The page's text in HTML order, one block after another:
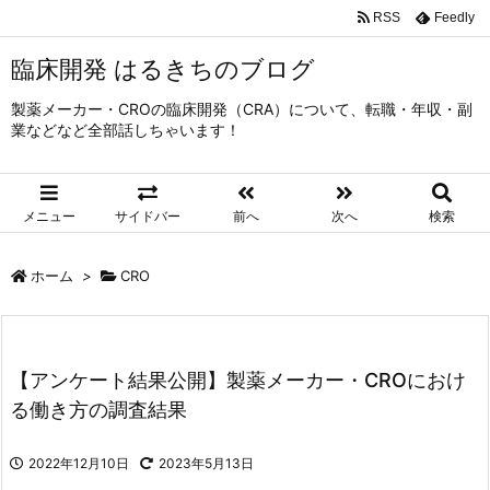
臨床開発 はるきちのブログ
製薬メーカー・CROの臨床開発（CRA）について、転職・年収・副
業などなど全部話しちゃいます！
メニュー サイドバー 前へ 次へ 検索
RSS Feedly
ホーム > CRO
【アンケート結果公開】製薬メーカー・CROにおけ
る働き方の調査結果
2022年12月10日 2023年5月13日